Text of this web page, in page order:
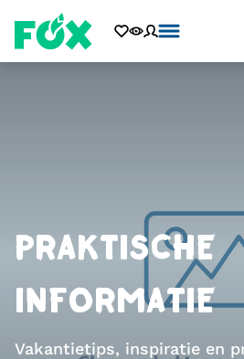
PRAKTISCHE
INFORMATIE
Vakantietips, inspiratie en